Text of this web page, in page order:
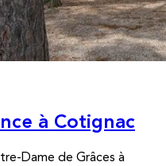
à Cotignac
Dame de Grâces à